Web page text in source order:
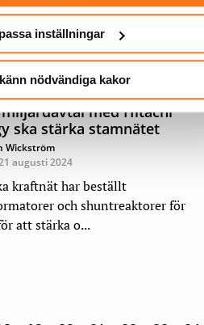
inställningar
nödvändiga kakor
vid
Det är två av...
miljardavtal med Hitachi
ska stärka stamnätet
Wickström
augusti 2024
kraftnät har beställt
och shuntreaktorer för
att stärka o...